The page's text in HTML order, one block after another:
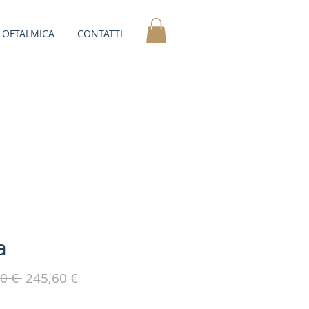
OFTALMICA CONTATTI
€ Prezzo
245,60 €Prezzo